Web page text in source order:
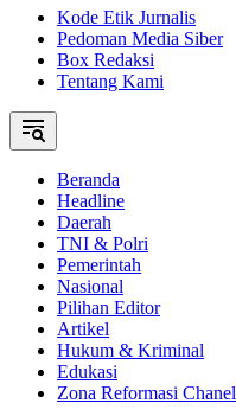
Kode Etik Jurnalis
Pedoman Media Siber
Box Redaksi
Tentang Kami
Beranda
Headline
Daerah
TNI & Polri
Pemerintah
Nasional
Pilihan Editor
Artikel
Hukum & Kriminal
Edukasi
Zona Reformasi Chanel